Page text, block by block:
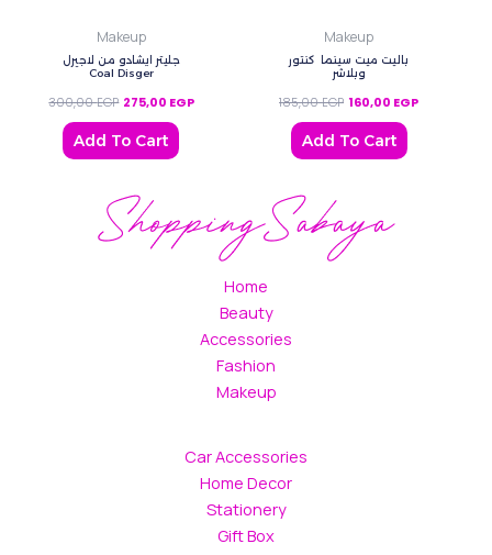
Makeup
جليتر ايشادو من لاجيرل
Coal Disger
300,00EGP 275,00 EGP
Add To Cart
Makeup
باليت ميت سينما كنتور
وبلاشر
185,00EGP 160,00 EGP
Add To Cart
Home
Beauty
Accessories
Fashion
Makeup
Car Accessories
Home Decor
Stationery
Gift Box